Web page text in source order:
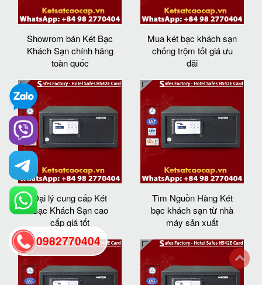
Showrom bán Két Bạc
Khách Sạn chính hãng
toàn quốc
Mua két bạc khách sạn
chống trộm tốt giá ưu
đãi
Đại lý cung cấp Két
Bạc Khách Sạn cao
cấp giá tốt
Tìm Nguồn Hàng Két
bạc khách sạn từ nhà
máy sản xuất
0982770404
back